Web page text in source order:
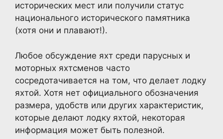
исторических мест или получили статус
национального исторического памятника
(хотя они и плавают!).
Любое обсуждение яхт среди парусных и
моторных яхтсменов часто
сосредотачивается на том, что делает лодку
яхтой. Хотя нет официального обозначения
размера, удобств или других характеристик,
которые делают лодку яхтой, некоторая
информация может быть полезной.